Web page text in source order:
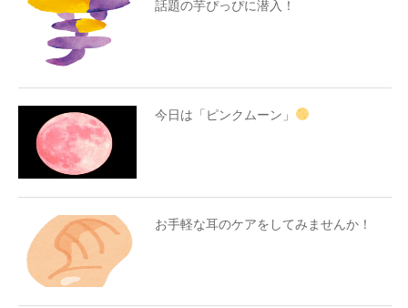
話題の芋ぴっぴに潜入！
今日は「ピンクムーン」
お手軽な耳のケアをしてみませんか！